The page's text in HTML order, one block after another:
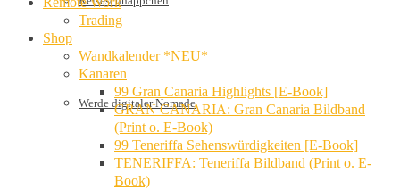
Werde digitaler Nomade
Trading
Shop
Wandkalender *NEU*
Kanaren
99 Gran Canaria Highlights [E-Book]
GRAN CANARIA: Gran Canaria Bildband
(Print o. E-Book)
99 Teneriffa Sehenswürdigkeiten [E-Book]
TENERIFFA: Teneriffa Bildband (Print o. E-
Book)